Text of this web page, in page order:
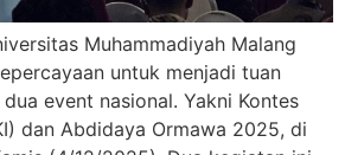
Muhammadiyah Malang
untuk menjadi tuan
event nasional. Yakni Kontes
dan Abdidaya Ormawa 2025, di